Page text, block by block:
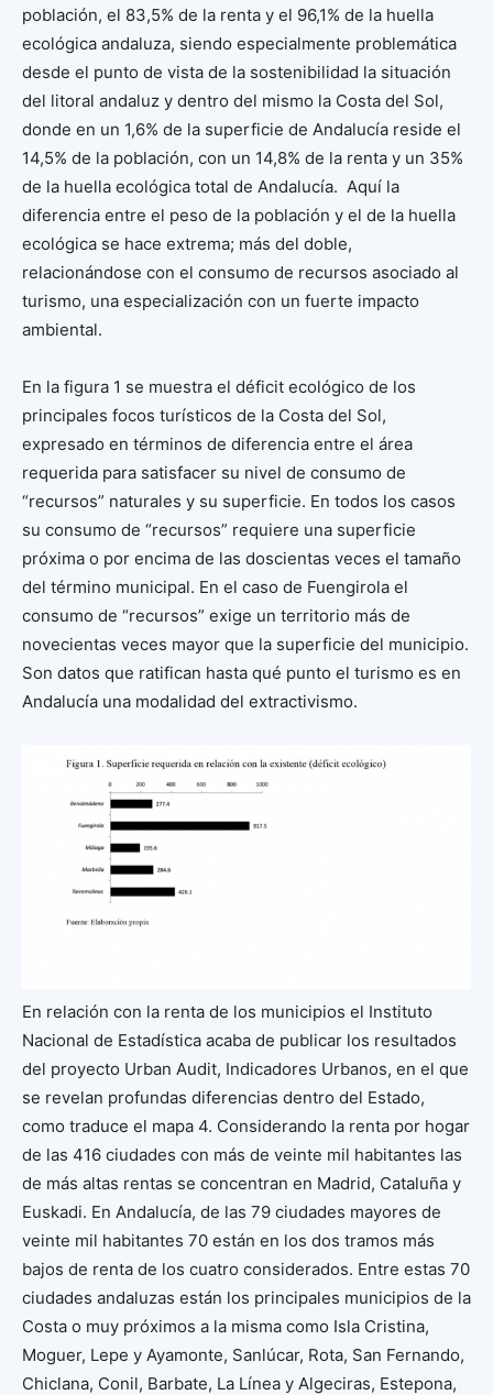
población, el 83,5% de la renta y el 96,1% de la huella
ecológica andaluza, siendo especialmente problemática
desde el punto de vista de la sostenibilidad la situación
del litoral andaluz y dentro del mismo la Costa del Sol,
donde en un 1,6% de la superficie de Andalucía reside el
14,5% de la población, con un 14,8% de la renta y un 35%
de la huella ecológica total de Andalucía. Aquí la
diferencia entre el peso de la población y el de la huella
ecológica se hace extrema; más del doble,
relacionándose con el consumo de recursos asociado al
turismo, una especialización con un fuerte impacto
ambiental.
En la figura 1 se muestra el déficit ecológico de los
principales focos turísticos de la Costa del Sol,
expresado en términos de diferencia entre el área
requerida para satisfacer su nivel de consumo de
“recursos” naturales y su superficie. En todos los casos
su consumo de “recursos” requiere una superficie
próxima o por encima de las doscientas veces el tamaño
del término municipal. En el caso de Fuengirola el
consumo de “recursos” exige un territorio más de
novecientas veces mayor que la superficie del municipio.
Son datos que ratifican hasta qué punto el turismo es en
Andalucía una modalidad del extractivismo.
En relación con la renta de los municipios el Instituto
Nacional de Estadística acaba de publicar los resultados
del proyecto Urban Audit, Indicadores Urbanos, en el que
se revelan profundas diferencias dentro del Estado,
como traduce el mapa 4. Considerando la renta por hogar
de las 416 ciudades con más de veinte mil habitantes las
de más altas rentas se concentran en Madrid, Cataluña y
Euskadi. En Andalucía, de las 79 ciudades mayores de
veinte mil habitantes 70 están en los dos tramos más
bajos de renta de los cuatro considerados. Entre estas 70
ciudades andaluzas están los principales municipios de la
Costa o muy próximos a la misma como Isla Cristina,
Moguer, Lepe y Ayamonte, Sanlúcar, Rota, San Fernando,
Chiclana, Conil, Barbate, La Línea y Algeciras, Estepona,